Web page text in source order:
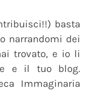
basta
narrandomi dei
trovato, e io li
e il tuo blog.
Immaginaria